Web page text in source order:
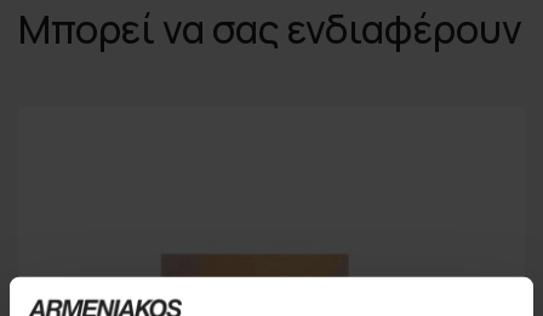
Μπορεί να σας ενδιαφέρουν